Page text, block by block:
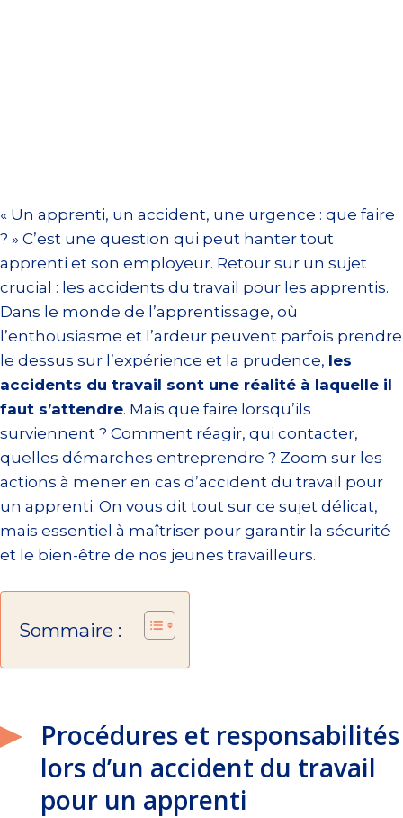
« Un apprenti, un accident, une urgence : que faire
? » C’est une question qui peut hanter tout
apprenti et son employeur. Retour sur un sujet
crucial : les accidents du travail pour les apprentis.
Dans le monde de l’apprentissage, où
l’enthousiasme et l’ardeur peuvent parfois prendre
le dessus sur l’expérience et la prudence, les
accidents du travail sont une réalité à laquelle il
faut s’attendre. Mais que faire lorsqu’ils
surviennent ? Comment réagir, qui contacter,
quelles démarches entreprendre ? Zoom sur les
actions à mener en cas d’accident du travail pour
un apprenti. On vous dit tout sur ce sujet délicat,
mais essentiel à maîtriser pour garantir la sécurité
et le bien-être de nos jeunes travailleurs.
Sommaire :
Procédures et responsabilités
lors d’un accident du travail
pour un apprenti